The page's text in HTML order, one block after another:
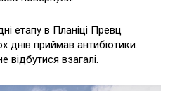
етапу в Планіці Превц
днів приймав антибіотики.
взагалі.